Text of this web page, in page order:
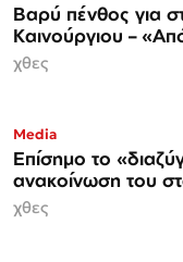
Βαρύ πένθος για
Καινούργιου –
χθες
Media
Επίσημο το
ανακοίνωση του
χθες